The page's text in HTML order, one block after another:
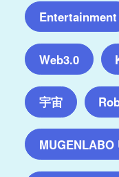
Entertainment
Web3.0
宇宙
MUGENLABO